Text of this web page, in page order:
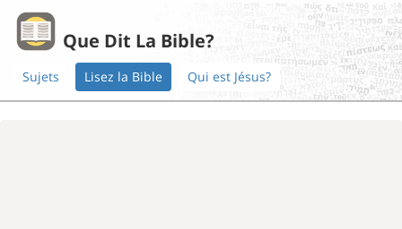
Que Dit La Bible?
Sujets Lisez la Bible Qui est Jésus?